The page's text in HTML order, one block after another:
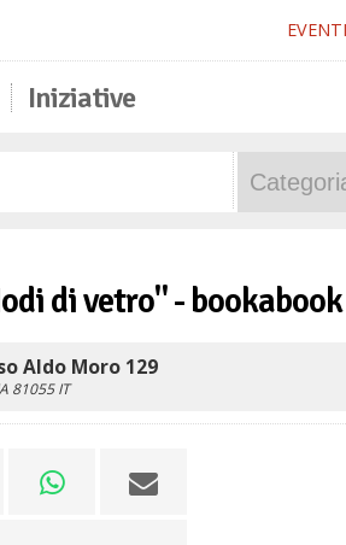
EVENTI
Iniziative
di vetro" - bookabook
Aldo Moro 129
81055 IT